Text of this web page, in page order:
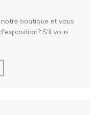
boutique et vous
S'il vous